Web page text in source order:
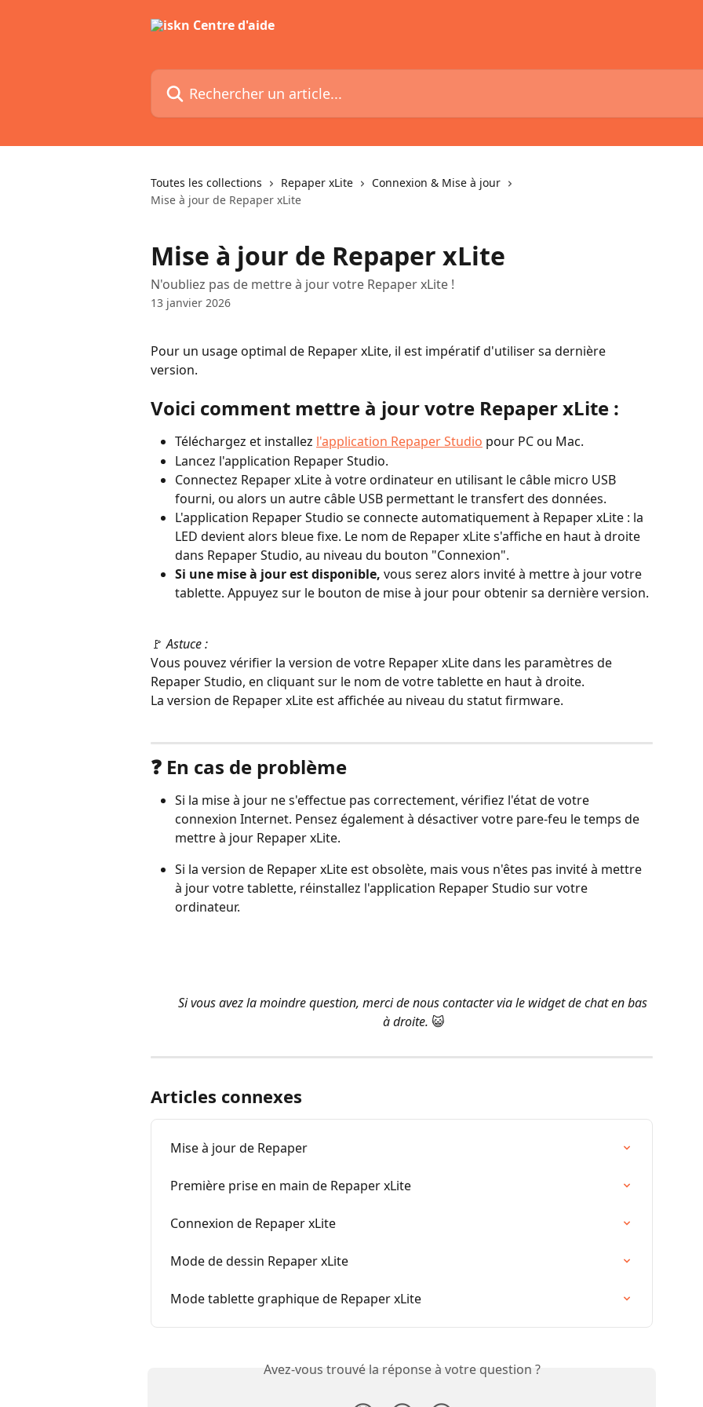
Rechercher un article...
Toutes les collections Repaper xLite
Connexion & Mise à jour
Mise à jour de Repaper xLite
Mise à jour de Repaper xLite
N'oubliez pas de mettre à jour votre Repaper xLite !
13 janvier 2026
Pour un usage optimal de Repaper xLite, il est impératif d'utiliser sa dernière
version.
Voici comment mettre à jour votre Repaper xLite :
Téléchargez et installez l'application Repaper Studio pour PC ou Mac.
Lancez l'application Repaper Studio.
Connectez Repaper xLite à votre ordinateur en utilisant le câble micro USB
fourni, ou alors un autre câble USB permettant le transfert des données.
L'application Repaper Studio se connecte automatiquement à Repaper xLite : la
LED devient alors bleue fixe. Le nom de Repaper xLite s'affiche en haut à droite
dans Repaper Studio, au niveau du bouton "Connexion".
Si une mise à jour est disponible, vous serez alors invité à mettre à jour votre
tablette. Appuyez sur le bouton de mise à jour pour obtenir sa dernière version.
🚩 Astuce :
Vous pouvez vérifier la version de votre Repaper xLite dans les paramètres de
Repaper Studio, en cliquant sur le nom de votre tablette en haut à droite.
La version de Repaper xLite est affichée au niveau du statut firmware.
❓ En cas de problème
Si la mise à jour ne s'effectue pas correctement, vérifiez l'état de votre
connexion Internet. Pensez également à désactiver votre pare-feu le temps de
mettre à jour Repaper xLite.
Si la version de Repaper xLite est obsolète, mais vous n'êtes pas invité à mettre
à jour votre tablette, réinstallez l'application Repaper Studio sur votre
ordinateur.
Si vous avez la moindre question, merci de nous contacter via le widget de chat en bas
à droite. 😺
Articles connexes
Mise à jour de Repaper
Première prise en main de Repaper xLite
Connexion de Repaper xLite
Mode de dessin Repaper xLite
Mode tablette graphique de Repaper xLite
Avez-vous trouvé la réponse à votre question ?